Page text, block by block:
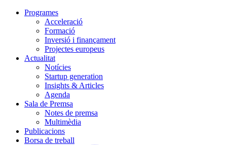
Programes
Acceleració
Formació
Inversió i finançament
Projectes europeus
Actualitat
Notícies
Startup generation
Insights & Articles
Agenda
Sala de Premsa
Notes de premsa
Multimèdia
Publicacions
Borsa de treball